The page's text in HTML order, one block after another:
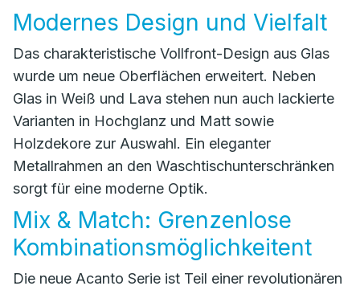
Modernes Design und Vielfalt
Das charakteristische Vollfront-Design aus Glas
wurde um neue Oberflächen erweitert. Neben
Glas in Weiß und Lava stehen nun auch lackierte
Varianten in Hochglanz und Matt sowie
Holzdekore zur Auswahl. Ein eleganter
Metallrahmen an den Waschtischunterschränken
sorgt für eine moderne Optik.
Mix & Match: Grenzenlose
Kombinationsmöglichkeitent
Die neue Acanto Serie ist Teil einer revolutionären